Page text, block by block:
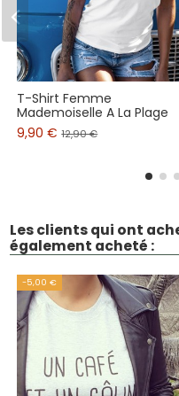
T-Shirt Femme
Mademoiselle A La Plage
9,90 €12,90 €
Les clients qui ont
également acheté :
-5,00 €